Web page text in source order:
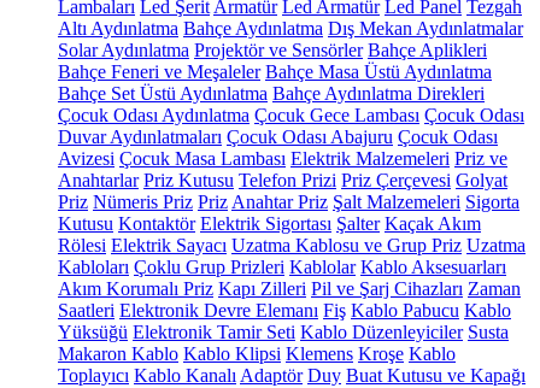
Lambaları Led Şerit Armatür Led Armatür Led Panel Tezgah
Altı Aydınlatma Bahçe Aydınlatma Dış Mekan Aydınlatmalar
Solar Aydınlatma Projektör ve Sensörler Bahçe Aplikleri
Bahçe Feneri ve Meşaleler Bahçe Masa Üstü Aydınlatma
Bahçe Set Üstü Aydınlatma Bahçe Aydınlatma Direkleri
Çocuk Odası Aydınlatma Çocuk Gece Lambası Çocuk Odası
Duvar Aydınlatmaları Çocuk Odası Abajuru Çocuk Odası
Avizesi Çocuk Masa Lambası Elektrik Malzemeleri Priz ve
Anahtarlar Priz Kutusu Telefon Prizi Priz Çerçevesi Golyat
Priz Nümeris Priz Priz Anahtar Priz Şalt Malzemeleri Sigorta
Kutusu Kontaktör Elektrik Sigortası Şalter Kaçak Akım
Rölesi Elektrik Sayacı Uzatma Kablosu ve Grup Priz Uzatma
Kabloları Çoklu Grup Prizleri Kablolar Kablo Aksesuarları
Akım Korumalı Priz Kapı Zilleri Pil ve Şarj Cihazları Zaman
Saatleri Elektronik Devre Elemanı Fiş Kablo Pabucu Kablo
Yüksüğü Elektronik Tamir Seti Kablo Düzenleyiciler Susta
Makaron Kablo Kablo Klipsi Klemens Kroşe Kablo
Toplayıcı Kablo Kanalı Adaptör Duy Buat Kutusu ve Kapağı